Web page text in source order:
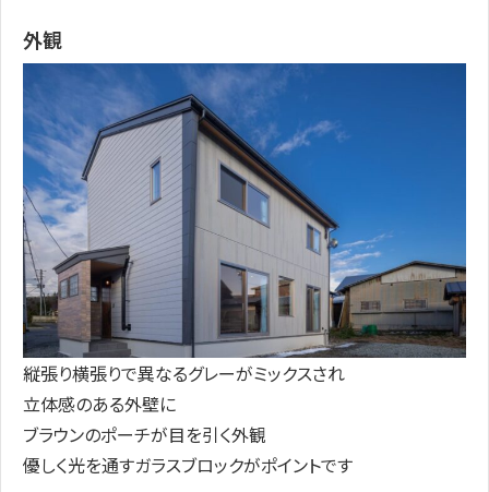
外観
縦張り横張りで異なるグレーがミックスされ
立体感のある外壁に
ブラウンのポーチが目を引く外観
優しく光を通すガラスブロックがポイントです